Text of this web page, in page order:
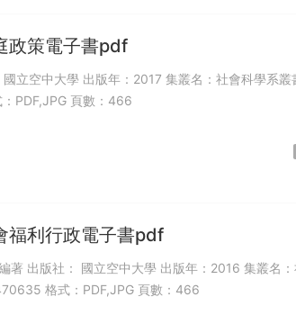
政策電子書pdf
立空中大學 出版年：2017 集叢名：社會科學系叢
PDF,JPG 頁數：466
福利行政電子書pdf
著 出版社： 國立空中大學 出版年：2016 集叢名
格式：PDF,JPG 頁數：466